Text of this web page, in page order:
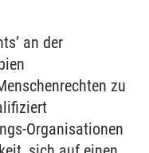
an der
zu
Organisationen